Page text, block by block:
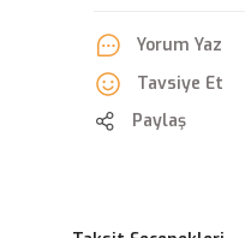
Yorum Yaz
Tavsiye Et
Paylaş